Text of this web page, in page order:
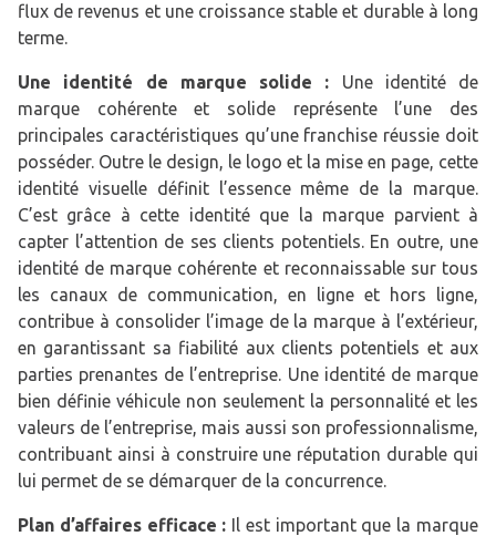
flux de revenus et une croissance stable et durable à long
terme.
Une identité de marque solide : Une identité de
marque cohérente et solide représente l’une des
principales caractéristiques qu’une franchise réussie doit
posséder. Outre le design, le logo et la mise en page, cette
identité visuelle définit l’essence même de la marque.
C’est grâce à cette identité que la marque parvient à
capter l’attention de ses clients potentiels. En outre, une
identité de marque cohérente et reconnaissable sur tous
les canaux de communication, en ligne et hors ligne,
contribue à consolider l’image de la marque à l’extérieur,
en garantissant sa fiabilité aux clients potentiels et aux
parties prenantes de l’entreprise. Une identité de marque
bien définie véhicule non seulement la personnalité et les
valeurs de l’entreprise, mais aussi son professionnalisme,
contribuant ainsi à construire une réputation durable qui
lui permet de se démarquer de la concurrence.
Plan d’affaires efficace : Il est important que la marque